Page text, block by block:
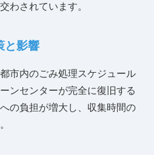
わされています。
と影響
市内のごみ処理スケジュール
ンセンターが完全に復旧する
の負担が増大し、収集時間の